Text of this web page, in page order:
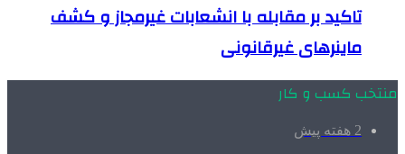
تاکید بر مقابله با انشعابات غیرمجاز و کشف
ماینرهای غیرقانونی
منتخب کسب و کار
2 هفته پیش